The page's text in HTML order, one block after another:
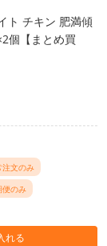
ト チキン 肥満傾
個【まとめ買
注文のみ
便のみ
れる